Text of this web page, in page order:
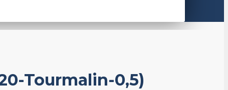
Tourmalin-0,5)